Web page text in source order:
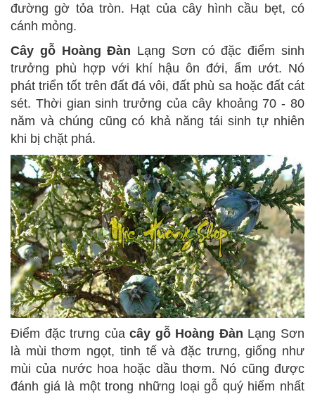
đường gờ tỏa tròn. Hạt của cây hình cầu bẹt, có
cánh mỏng.
Cây gỗ Hoàng Đàn Lạng Sơn có đặc điểm sinh
trưởng phù hợp với khí hậu ôn đới, ẩm ướt. Nó
phát triển tốt trên đất đá vôi, đất phù sa hoặc đất cát
sét. Thời gian sinh trưởng của cây khoảng 70 - 80
năm và chúng cũng có khả năng tái sinh tự nhiên
khi bị chặt phá.
Điểm đặc trưng củacây gỗ Hoàng Đàn Lạng Sơn
là mùi thơm ngọt, tinh tế và đặc trưng, giống như
mùi của nước hoa hoặc dầu thơm. Nó cũng được
đánh giá là một trong những loại gỗ quý hiếm nhất